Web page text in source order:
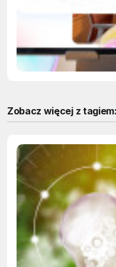
Zobacz więcej z tagiem: